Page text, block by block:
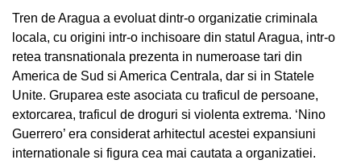
Tren de Aragua a evoluat dintr-o organizatie criminala
locala, cu origini intr-o inchisoare din statul Aragua, intr-o
retea transnationala prezenta in numeroase tari din
America de Sud si America Centrala, dar si in Statele
Unite. Gruparea este asociata cu traficul de persoane,
extorcarea, traficul de droguri si violenta extrema. ‘Nino
Guerrero’ era considerat arhitectul acestei expansiuni
internationale si figura cea mai cautata a organizatiei.